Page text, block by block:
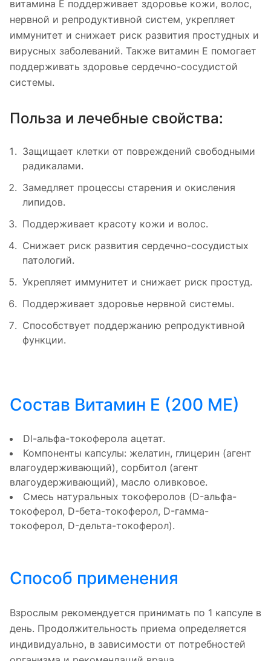
витамина Е поддерживает здоровье кожи, волос,
нервной и репродуктивной систем, укрепляет
иммунитет и снижает риск развития простудных и
вирусных заболеваний. Также витамин Е помогает
поддерживать здоровье сердечно-сосудистой
системы.
Польза и лечебные свойства:
Защищает клетки от повреждений свободными
радикалами.
Замедляет процессы старения и окисления
липидов.
Поддерживает красоту кожи и волос.
Снижает риск развития сердечно-сосудистых
патологий.
Укрепляет иммунитет и снижает риск простуд.
Поддерживает здоровье нервной системы.
Способствует поддержанию репродуктивной
функции.
Состав Витамин E (200 ME)
Dl-альфа-токоферола ацетат.
Компоненты капсулы: желатин, глицерин (агент
влагоудерживающий), сорбитол (агент
влагоудерживающий), масло оливковое.
Смесь натуральных токоферолов (D-альфа-
токоферол, D-бета-токоферол, D-гамма-
токоферол, D-дельта-токоферол).
Способ применения
Взрослым рекомендуется принимать по 1 капсуле в
день. Продолжительность приема определяется
индивидуально, в зависимости от потребностей